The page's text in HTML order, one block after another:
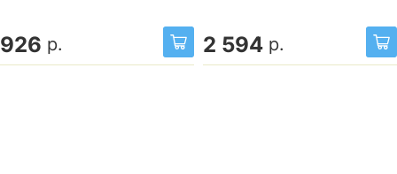
926 р. 2 594 р.